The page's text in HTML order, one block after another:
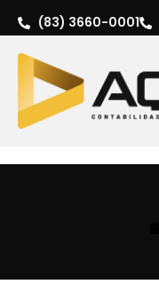
(83) 3660-0001